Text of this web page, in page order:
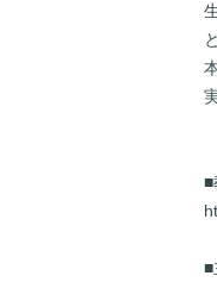
■
■